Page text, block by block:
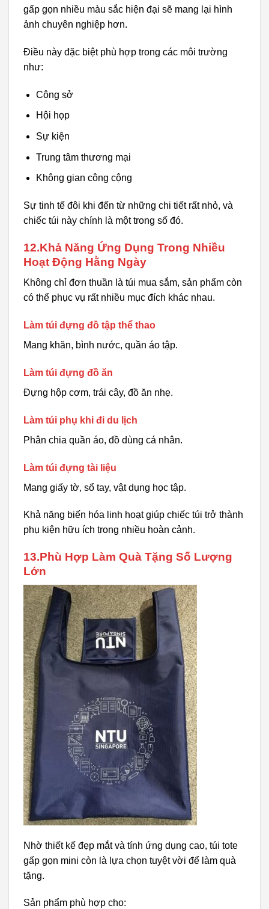
gấp gọn nhiều màu sắc hiện đại sẽ mang lại hình
ảnh chuyên nghiệp hơn.
Điều này đặc biệt phù hợp trong các môi trường
như:
Công sở
Hội họp
Sự kiện
Trung tâm thương mại
Không gian công cộng
Sự tinh tế đôi khi đến từ những chi tiết rất nhỏ, và
chiếc túi này chính là một trong số đó.
12.Khả Năng Ứng Dụng Trong Nhiều
Hoạt Động Hằng Ngày
Không chỉ đơn thuần là túi mua sắm, sản phẩm còn
có thể phục vụ rất nhiều mục đích khác nhau.
Làm túi đựng đồ tập thể thao
Mang khăn, bình nước, quần áo tập.
Làm túi đựng đồ ăn
Đựng hộp cơm, trái cây, đồ ăn nhẹ.
Làm túi phụ khi đi du lịch
Phân chia quần áo, đồ dùng cá nhân.
Làm túi đựng tài liệu
Mang giấy tờ, sổ tay, vật dụng học tập.
Khả năng biến hóa linh hoạt giúp chiếc túi trở thành
phụ kiện hữu ích trong nhiều hoàn cảnh.
13.Phù Hợp Làm Quà Tặng Số Lượng
Lớn
Nhờ thiết kế đẹp mắt và tính ứng dụng cao, túi tote
gấp gọn mini còn là lựa chọn tuyệt vời để làm quà
tặng.
Sản phẩm phù hợp cho: